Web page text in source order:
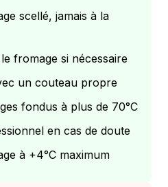
scellé, jamais à la
fromage si nécessaire
un couteau propre
fondus à plus de 70°C
en cas de doute
à +4°C maximum